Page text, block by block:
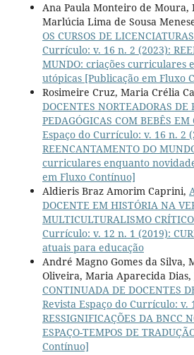
Ana Paula Monteiro de Moura,
Marlúcia Lima de Sousa
OS CURSOS DE LICENCIATURAS
Currículo: v. 16 n. 2 (2023):
MUNDO: criações curriculares
utópicas [Publicação em Fluxo
Rosimeire Cruz, Maria Crélia
DOCENTES NORTEADORAS DE
PEDAGÓGICAS COM BEBÊS EM
Espaço do Currículo: v. 16 n. 2
REENCANTAMENTO DO
curriculares enquanto
em Fluxo Contínuo]
Aldieris Braz Amorim Caprini,
DOCENTE EM HISTÓRIA NA
MULTICULTURALISMO CRÍTICO
Currículo: v. 12 n. 1 (2019):
atuais para educação
André Magno Gomes da Silva,
Oliveira, Maria Aparecida Dias,
CONTINUADA DE DOCENTES
Revista Espaço do Currículo: v.
RESSIGNIFICAÇÕES DA BNCC
ESPAÇO-TEMPOS DE
Contínuo]